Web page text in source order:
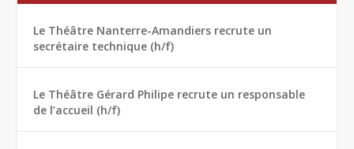
Le Théâtre Nanterre-Amandiers recrute un
secrétaire technique (h/f)
Le Théâtre Gérard Philipe recrute un responsable
de l’accueil (h/f)